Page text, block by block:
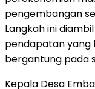
pengembangan
Langkah ini
pendapatan yang
bergantung pada
Kepala Desa